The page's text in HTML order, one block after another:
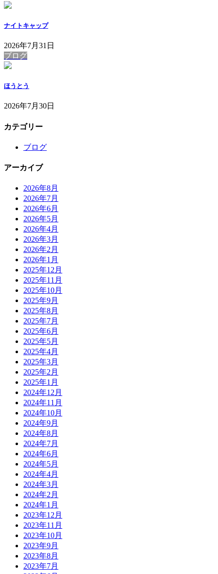
ナイトキャップ
2026年7月31日
ブログ
ほうとう
2026年7月30日
カテゴリー
ブログ
アーカイブ
2026年8月
2026年7月
2026年6月
2026年5月
2026年4月
2026年3月
2026年2月
2026年1月
2025年12月
2025年11月
2025年10月
2025年9月
2025年8月
2025年7月
2025年6月
2025年5月
2025年4月
2025年3月
2025年2月
2025年1月
2024年12月
2024年11月
2024年10月
2024年9月
2024年8月
2024年7月
2024年6月
2024年5月
2024年4月
2024年3月
2024年2月
2024年1月
2023年12月
2023年11月
2023年10月
2023年9月
2023年8月
2023年7月